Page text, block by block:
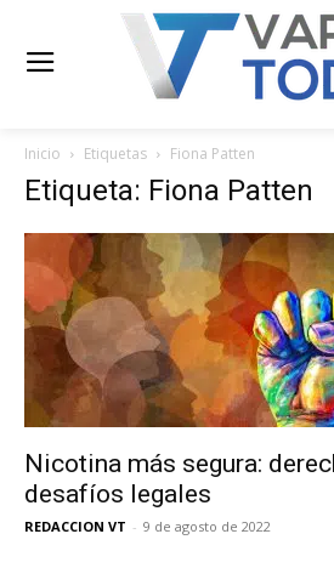
Inicio Etiquetas Fiona Patten
Etiqueta: Fiona Patten
Nicotina más segura:
desafíos legales
REDACCION VT - 9 de agosto de 2022